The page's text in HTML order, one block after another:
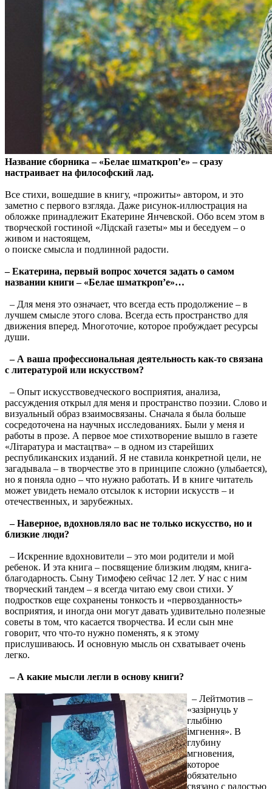
Название сборника – «Белае шматкроп’е» – сразу
настраивает на философский лад.
Все стихи, вошедшие в книгу, «прожиты» автором, и это
заметно с первого взгляда. Даже рисунок-иллюстрация на
обложке принадлежит Екатерине Янчевской. Обо всем этом в
творческой гостиной «Лідскай газеты» мы и беседуем – о
живом и настоящем,
о поиске смысла и подлинной радости.
–Екатерина, первый вопрос хочется задать о самом
названии книги – «Белае шматкроп’е»…
– Для меня это означает, что всегда есть продолжение – в
лучшем смысле этого слова. Всегда есть пространство для
движения вперед. Многоточие, которое пробуждает ресурсы
души.
– А ваша профессиональная деятельность как-то связана
с литературой или искусством?
– Опыт искусствоведческого восприятия, анализа,
рассуждения открыл для меня и пространство поэзии. Слово и
визуальный образ взаимосвязаны. Сначала я была больше
сосредоточена на научных исследованиях. Были у меня и
работы в прозе. А первое мое стихотворение вышло в газете
«Лiтаратура и мастацтва» – в одном из старейших
республиканских изданий. Я не ставила конкретной цели, не
загадывала – в творчестве это в принципе сложно (улыбается),
но я поняла одно – что нужно работать. И в книге читатель
может увидеть немало отсылок к истории искусств – и
отечественных, и зарубежных.
–Наверное, вдохновляло вас не только искусство, но и
близкие люди?
– Искренние вдохновители – это мои родители и мой
ребенок. И эта книга – посвящение близким людям, книга-
благодарность. Сыну Тимофею сейчас 12 лет. У нас с ним
творческий тандем – я всегда читаю ему свои стихи. У
подростков еще сохранены тонкость и «первозданность»
восприятия, и иногда они могут давать удивительно полезные
советы в том, что касается творчества. И если сын мне
говорит, что что-то нужно поменять, я к этому
прислушиваюсь. И основную мысль он схватывает очень
легко.
– А какие мысли легли в основу книги?
– Лейтмотив –
«зазiрнуць у
глыбiню
iмгнення». В
глубину
мгновения,
которое
обязательно
связано с радостью